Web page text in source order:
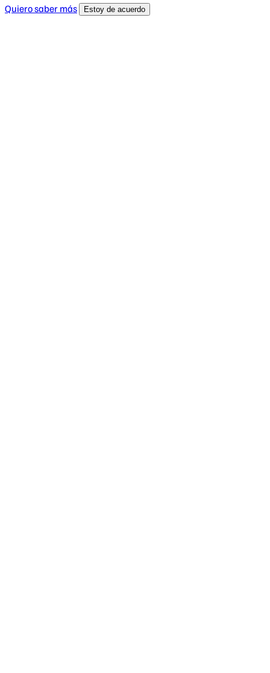
Quiero saber más
Estoy de acuerdo